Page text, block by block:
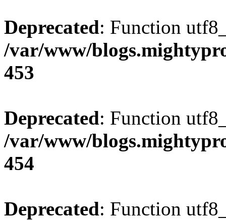
Deprecated: Function
/var/www/
453
Deprecated: Function
/var/www/
454
Deprecated: Function